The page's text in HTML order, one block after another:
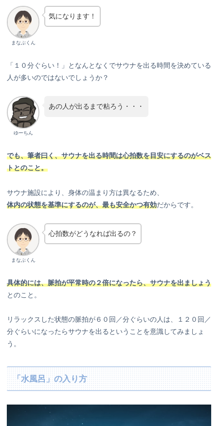
まなぶくん
気になります！
「１０分ぐらい！」となんとなくでサウナを出る時間を決めている
人が多いのではないでしょうか？
ゆーちん
あの人が出るまで粘ろう・・・
でも、筆者曰く、サウナを出る時間は心拍数を目安にするのがベス
トとのこと。
サウナ施設により、身体の温まり方は異なるため、
体内の状態を基準にするのが、最も安全かつ有効だからです。
まなぶくん
心拍数がどうなれば出るの？
具体的には、脈拍が平常時の２倍になったら、サウナを出ましょう
とのこと。
リラックスした状態の脈拍が６０回／分ぐらいの人は、１２０回／
分ぐらいになったらサウナを出るということを意識してみましょ
う。
「水風呂」の入り方